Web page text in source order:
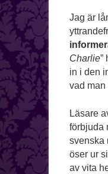
Jag är
Charlie”
in i den
vad man
Läsare
förbjuda
svenska
öser ur
av vita